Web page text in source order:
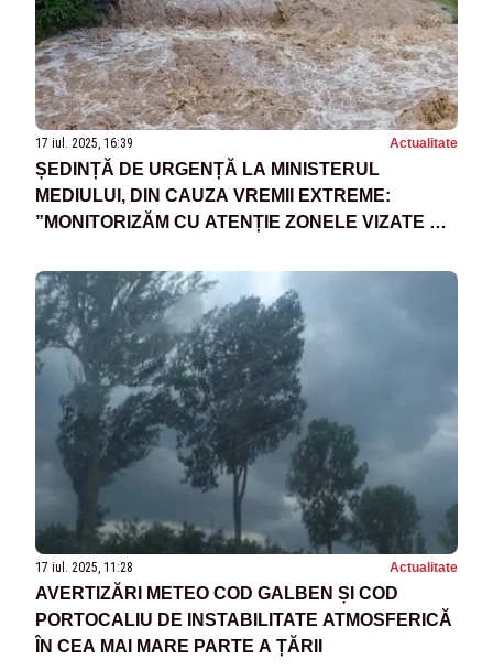
17 iul. 2025, 16:39 Actualitate
ȘEDINȚĂ DE URGENȚĂ LA MINISTERUL
MEDIULUI, DIN CAUZA VREMII EXTREME:
”MONITORIZĂM CU ATENȚIE ZONELE VIZATE DE
17 iul. 2025, 11:28 Actualitate
AVERTIZĂRI METEO COD GALBEN ȘI COD
PORTOCALIU DE INSTABILITATE ATMOSFERICĂ
ÎN CEA MAI MARE PARTE A ȚĂRII